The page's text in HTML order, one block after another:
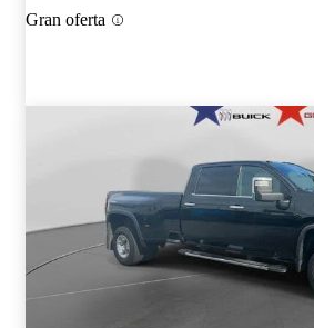
Gran oferta